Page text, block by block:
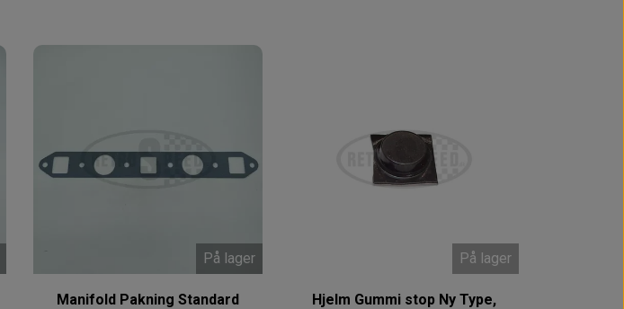
På lager
Manifold Pakning Standard
På lager
Hjelm Gummi stop Ny Type,